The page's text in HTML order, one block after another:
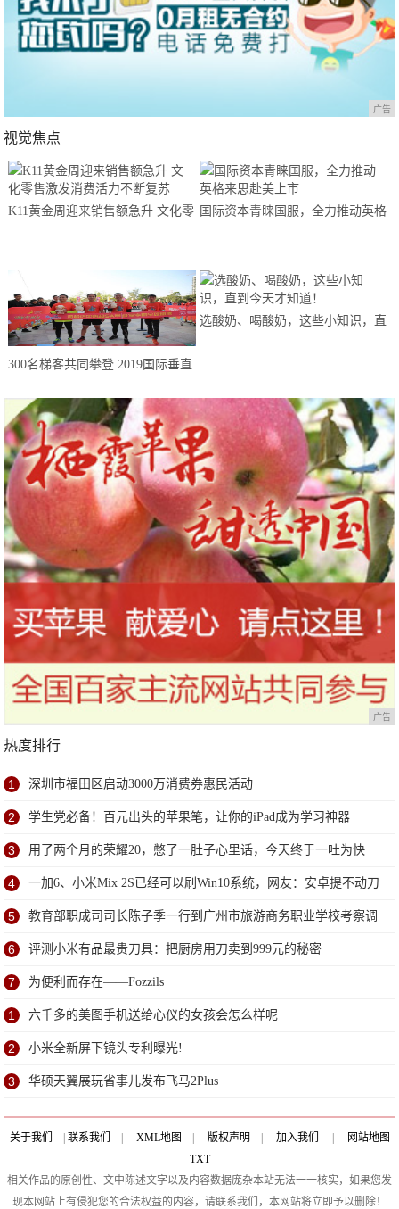
广告
视觉焦点
K11黄金周迎来销售额急升 文化零 国际资本青睐国服，全力推动英格
300名梯客共同攀登 2019国际垂直
站欢乐开跑
选酸奶、喝酸奶，这些小知识，直
广告
热度排行
1 深圳市福田区启动3000万消费券惠民活动
2 学生党必备！百元出头的苹果笔，让你的iPad成为学习神器
3 用了两个月的荣耀20，憋了一肚子心里话，今天终于一吐为快
4 一加6、小米Mix 2S已经可以刷Win10系统，网友：安卓提不动刀
了？
5 教育部职成司司长陈子季一行到广州市旅游商务职业学校考察调
研
6 评测小米有品最贵刀具：把厨房用刀卖到999元的秘密
7 为便利而存在——Fozzils
1 六千多的美图手机送给心仪的女孩会怎么样呢
2 小米全新屏下镜头专利曝光!
3 华硕天翼展玩省事儿发布飞马2Plus
关于我们 | 联系我们 | XML地图 | 版权声明 | 加入我们 |
网站地图
TXT
相关作品的原创性、文中陈述文字以及内容数据庞杂本站无法一一核实，如果您发
现本网站上有侵犯您的合法权益的内容，请联系我们，本网站将立即予以删除！